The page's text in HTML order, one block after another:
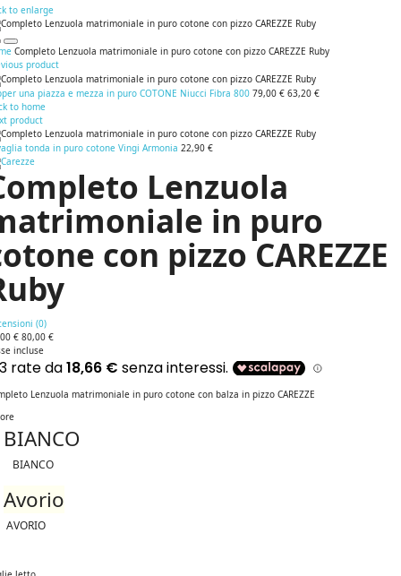
to enlarge
Completo Lenzuola matrimoniale in puro cotone con pizzo CAREZZE Ruby
product
una piazza e mezza in puro COTONE Niucci Fibra 800 79,00 € 63,20 €
to home
product
tonda in puro cotone Vingi Armonia 22,90 €
Lenzuola
in puro
con pizzo CAREZZE
(0)
€ 80,00 €
incluse
Lenzuola matrimoniale in puro cotone con balza in pizzo CAREZZE
BIANCO
BIANCO
Avorio
AVORIO